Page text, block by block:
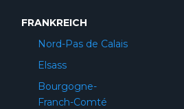
FRANKREICH
Nord-Pas de Calais
Elsass
Bourgogne-
Franch-Comté